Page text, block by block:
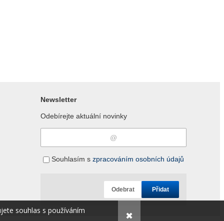
Newsletter
Odebírejte aktuální novinky
Souhlasím s zpracováním osobních údajů
Odebrat Přidat
souhlas s používáním
✖